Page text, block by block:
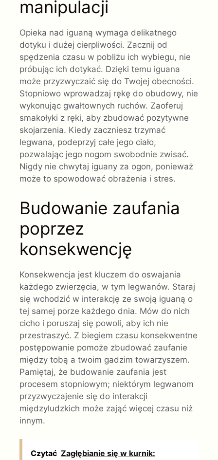
manipulacji
Opieka nad iguaną wymaga delikatnego
dotyku i dużej cierpliwości. Zacznij od
spędzenia czasu w pobliżu ich wybiegu, nie
próbując ich dotykać. Dzięki temu iguana
może przyzwyczaić się do Twojej obecności.
Stopniowo wprowadzaj rękę do obudowy, nie
wykonując gwałtownych ruchów. Zaoferuj
smakołyki z ręki, aby zbudować pozytywne
skojarzenia. Kiedy zaczniesz trzymać
legwana, podeprzyj całe jego ciało,
pozwalając jego nogom swobodnie zwisać.
Nigdy nie chwytaj iguany za ogon, ponieważ
może to spowodować obrażenia i stres.
Budowanie zaufania
poprzez
konsekwencję
Konsekwencja jest kluczem do oswajania
każdego zwierzęcia, w tym legwanów. Staraj
się wchodzić w interakcję ze swoją iguaną o
tej samej porze każdego dnia. Mów do nich
cicho i poruszaj się powoli, aby ich nie
przestraszyć. Z biegiem czasu konsekwentne
postępowanie pomoże zbudować zaufanie
między tobą a twoim gadzim towarzyszem.
Pamiętaj, że budowanie zaufania jest
procesem stopniowym; niektórym legwanom
przyzwyczajenie się do interakcji
międzyludzkich może zająć więcej czasu niż
innym.
Czytać Zagłębianie się w kurnik: